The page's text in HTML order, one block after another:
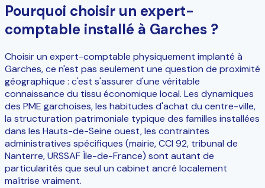
Pourquoi choisir un expert-
comptable installé à Garches ?
Choisir un expert-comptable physiquement implanté à
Garches, ce n'est pas seulement une question de proximité
géographique : c'est s'assurer d'une véritable
connaissance du tissu économique local. Les dynamiques
des PME garchoises, les habitudes d'achat du centre-ville,
la structuration patrimoniale typique des familles installées
dans les Hauts-de-Seine ouest, les contraintes
administratives spécifiques (mairie, CCI 92, tribunal de
Nanterre, URSSAF Île-de-France) sont autant de
particularités que seul un cabinet ancré localement
maîtrise vraiment.